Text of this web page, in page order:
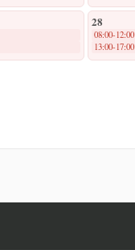
28
08:00-12:00
13:00-17:00